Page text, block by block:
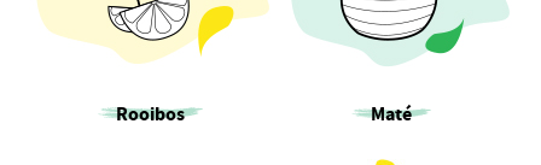
Rooibos Maté